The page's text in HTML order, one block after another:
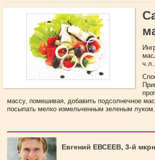
массу, помешивая, добавить подсолнечное
посыпать мелко измельченным зеленым
Евгений ЕВСЕЕВ, 3-й мкрн